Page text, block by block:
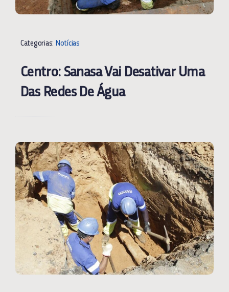
Categorias: Notícias
Centro: Sanasa Vai Desativar Uma
Das Redes De Água